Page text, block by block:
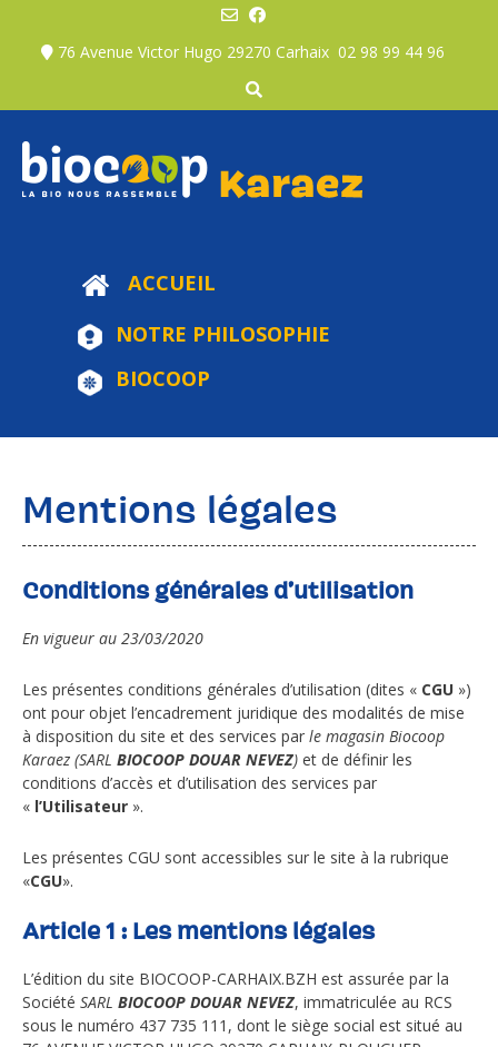
content76 Avenue Victor Hugo 29270 Carhaix 02 98 99 44 96
ACCUEIL
NOTRE PHILOSOPHIE
BIOCOOP
Mentions légales
Conditions générales d’utilisation
En vigueur au 23/03/2020
Les présentes conditions générales d’utilisation (dites « CGU »)
ont pour objet l’encadrement juridique des modalités de mise
à disposition du site et des services par le magasin Biocoop
Karaez (SARL BIOCOOP DOUAR NEVEZ) et de définir les
conditions d’accès et d’utilisation des services par
« l’Utilisateur ».
Les présentes CGU sont accessibles sur le site à la rubrique
«CGU».
Article 1 : Les mentions légales
L’édition du site BIOCOOP-CARHAIX.BZH est assurée par la
Société SARL BIOCOOP DOUAR NEVEZ, immatriculée au RCS
sous le numéro 437 735 111, dont le siège social est situé au